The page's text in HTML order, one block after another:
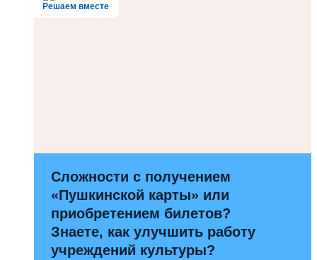
Решаем вместе
Сложности с получением
«Пушкинской карты» или
приобретением билетов?
Знаете, как улучшить работу
учреждений культуры?